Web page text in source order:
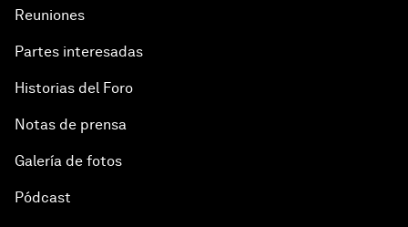
Reuniones
Partes interesadas
Historias del Foro
Notas de prensa
Galería de fotos
Pódcast